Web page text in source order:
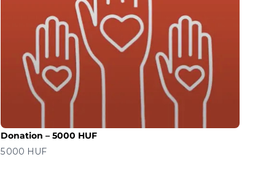
Donation – 5000 HUF
价格
5 000 HUF